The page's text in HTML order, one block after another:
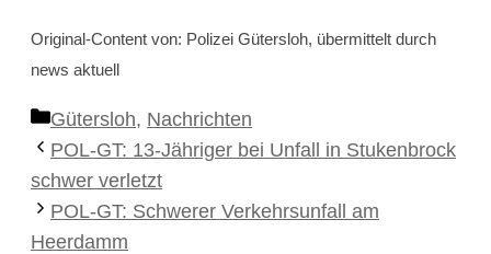
Original-Content von: Polizei Gütersloh, übermittelt durch
news aktuell
Kategorien
Gütersloh, Nachrichten
POL-GT: 13-Jähriger bei Unfall in Stukenbrock
schwer verletzt
POL-GT: Schwerer Verkehrsunfall am
Heerdamm